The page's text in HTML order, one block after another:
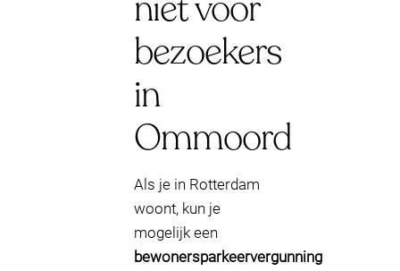
bezoekers
in
Ommoord
Als je in Rotterdam
woont, kun je
mogelijk een
bewonersparkeervergunning